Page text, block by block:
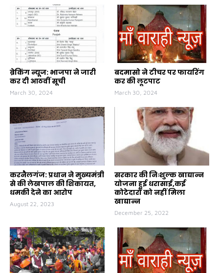
ब्रेकिंग न्यूज: भाजपा ने जारी
कर दी आठवीं सूची
March 30, 2024
बदमासो ने टीचर पर फायरिंग
कर की लूटपाट
March 30, 2024
करनैलगंज: प्रधान ने मुख्यमंत्री
से की लेखपाल की शिकायत,
धमकी देने का आरोप
August 22, 2023
सरकार की निःशुल्क खाद्यान्न
योजना हुई धरासाई,कई
कोटेदारों को नहीं मिला
खाद्यान्न
December 25, 2022